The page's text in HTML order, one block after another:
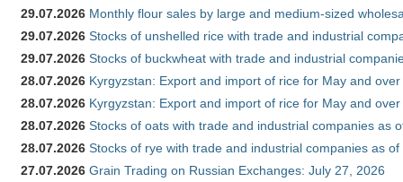
29.07.2026 Monthly flour sales by large and medium-sized
29.07.2026 Stocks of unshelled rice with trade and industrial
29.07.2026 Stocks of buckwheat with trade and industrial
28.07.2026 Kyrgyzstan: Export and import of rice for May and
28.07.2026 Kyrgyzstan: Export and import of rice for May and
28.07.2026 Stocks of oats with trade and industrial companies as
28.07.2026 Stocks of rye with trade and industrial companies as
27.07.2026 Grain Trading on Russian Exchanges: July 27, 2026